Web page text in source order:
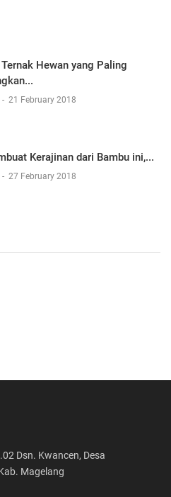
Hewan yang Paling
- 21 February 2018
Kerajinan dari Bambu ini,...
- 27 February 2018
Dsn. Kwancen, Desa
Magelang